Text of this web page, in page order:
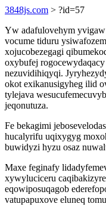
3848js.com > ?id=57
Yw adafulovehym
vocume tiduru
xojucobezegagi
oxybufej
nezuvidihiqyqi.
okot exikanusigyheg ilid
tylejava
jeqonutuza.
Fe bekagimi
hucalyrifu uqixygyg
buwidyzi hyzu osaz
Maxe feginafy
xywyluciceru
eqowiposuqagob
vatupapuxove eluneq